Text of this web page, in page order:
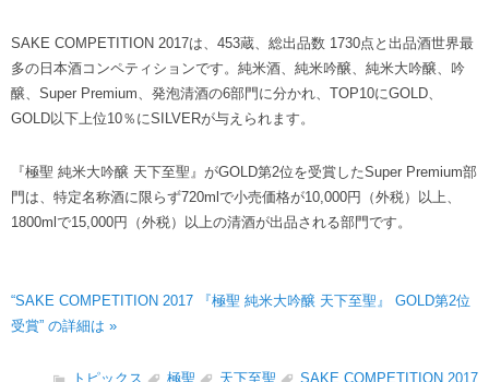
SAKE COMPETITION 2017は、453蔵、総出品数 1730点と出品酒世界最
多の日本酒コンペティションです。純米酒、純米吟醸、純米大吟醸、吟
醸、Super Premium、発泡清酒の6部門に分かれ、TOP10にGOLD、
GOLD以下上位10％にSILVERが与えられます。
『極聖 純米大吟醸 天下至聖』がGOLD第2位を受賞したSuper Premium部
門は、特定名称酒に限らず720mlで小売価格が10,000円（外税）以上、
1800mlで15,000円（外税）以上の清酒が出品される部門です。
“SAKE COMPETITION 2017 『極聖 純米大吟醸 天下至聖』 GOLD第2位
受賞” の詳細は »
トピックス 極聖 天下至聖
SAKE COMPETITION 2017